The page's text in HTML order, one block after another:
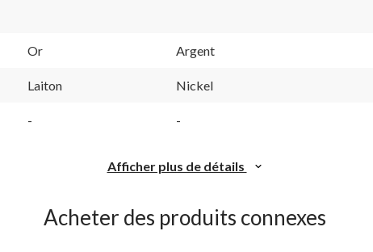
Or Argent
Laiton Nickel
- -
Afficher plus de détails
Acheter des produits connexes